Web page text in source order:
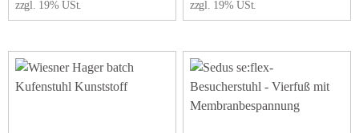
zzgl. 19% USt.
zzgl. 19% USt.